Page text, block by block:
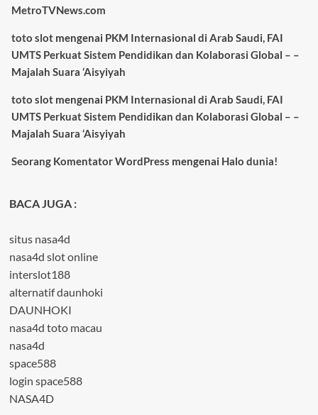
MetroTVNews.com
toto slotmengenai PKM Internasional di Arab Saudi, FAI
UMTS Perkuat Sistem Pendidikan dan Kolaborasi Global – –
Majalah Suara ‘Aisyiyah
toto slotmengenai PKM Internasional di Arab Saudi, FAI
UMTS Perkuat Sistem Pendidikan dan Kolaborasi Global – –
Majalah Suara ‘Aisyiyah
Seorang Komentator WordPress mengenai Halo dunia!
BACA JUGA :
situs nasa4d
nasa4d slot online
interslot188
alternatif daunhoki
DAUNHOKI
nasa4d toto macau
nasa4d
space588
login space588
NASA4D